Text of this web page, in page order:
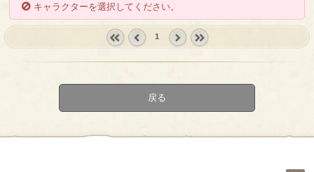
キャラクターを選択してください。
1
戻る